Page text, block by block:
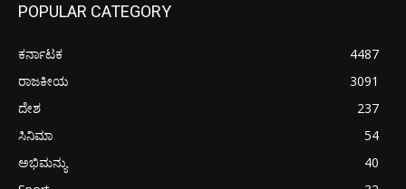
POPULAR CATEGORY
ಕರ್ನಾಟಕ
4487
ರಾಜಕೀಯ
3091
ದೇಶ
237
ಸಿನಿಮಾ
54
ಅಭಿಮನ್ಯು
40